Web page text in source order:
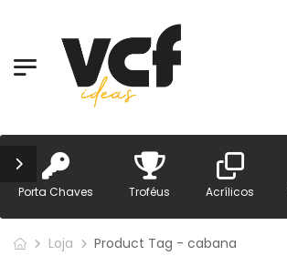
Porta Chaves Troféus Acrílicos
Loja Product Tag - cabana